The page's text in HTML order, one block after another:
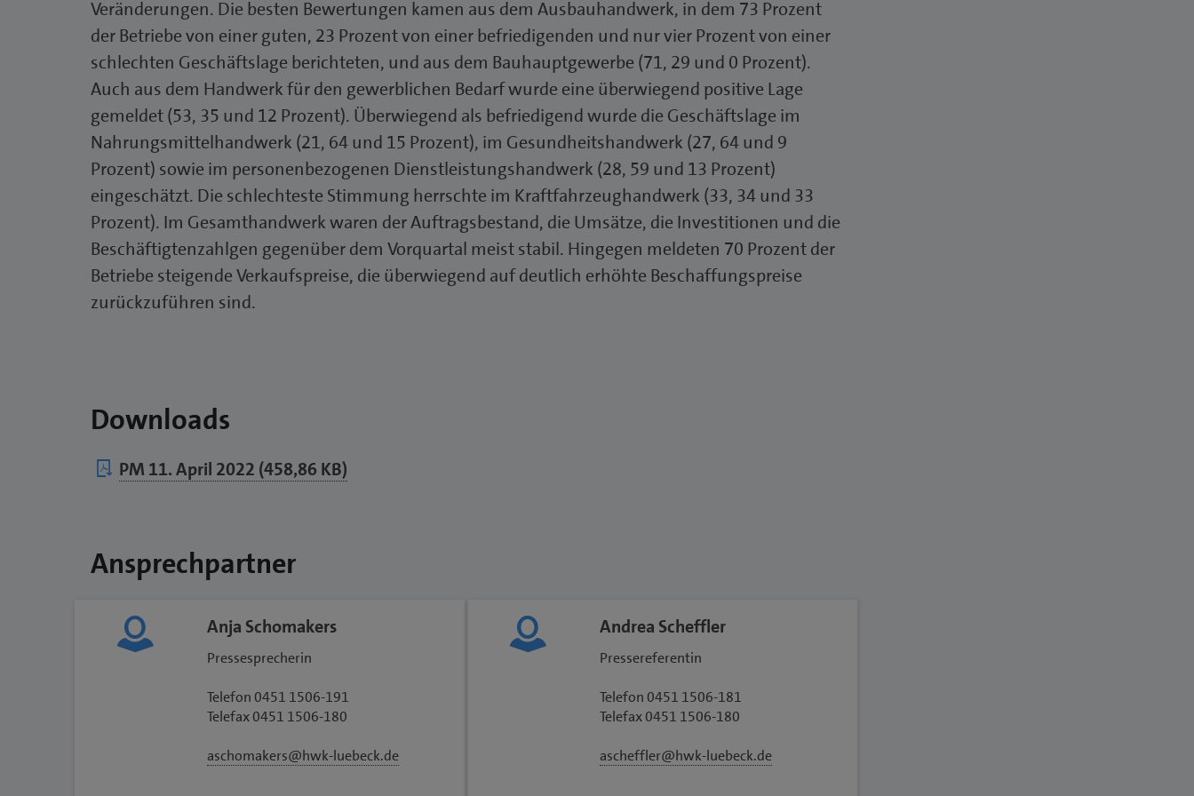
Veränderungen. Die besten Bewertungen kamen aus dem Ausbauhandwerk, in dem 73 Prozent
der Betriebe von einer guten, 23 Prozent von einer befriedigenden und nur vier Prozent von einer
schlechten Geschäftslage berichteten, und aus dem Bauhauptgewerbe (71, 29 und 0 Prozent).
Auch aus dem Handwerk für den gewerblichen Bedarf wurde eine überwiegend positive Lage
gemeldet (53, 35 und 12 Prozent). Überwiegend als befriedigend wurde die Geschäftslage im
Nahrungsmittelhandwerk (21, 64 und 15 Prozent), im Gesundheitshandwerk (27, 64 und 9
Prozent) sowie im personenbezogenen Dienstleistungshandwerk (28, 59 und 13 Prozent)
eingeschätzt. Die schlechteste Stimmung herrschte im Kraftfahrzeughandwerk (33, 34 und 33
Prozent). Im Gesamthandwerk waren der Auftragsbestand, die Umsätze, die Investitionen und die
Beschäftigtenzahlgen gegenüber dem Vorquartal meist stabil. Hingegen meldeten 70 Prozent der
Betriebe steigende Verkaufspreise, die überwiegend auf deutlich erhöhte Beschaffungspreise
zurückzuführen sind.
Downloads
PM 11. April 2022 (458,86 KB)
Ansprechpartner
Anja Schomakers
Pressesprecherin
Telefon 0451 1506-191
Telefax 0451 1506-180
aschomakers@hwk-luebeck.de
Andrea Scheffler
Pressereferentin
Telefon 0451 1506-181
Telefax 0451 1506-180
ascheffler@hwk-luebeck.de